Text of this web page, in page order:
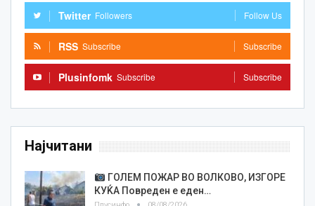
Twitter Followers Follow Us
RSS Subscribe Subscribe
Plusinfomk Subscribe Subscribe
Најчитани
ГОЛЕМ ПОЖАР ВО ВОЛКОВО, ИЗГОРЕ
КУЌА Повреден е еден…